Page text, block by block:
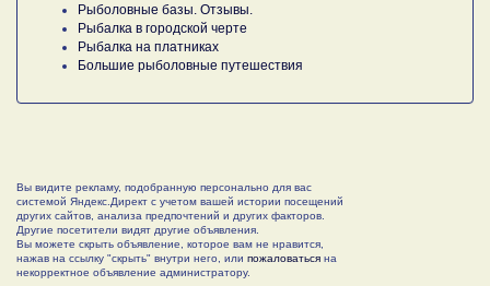
Рыболовные базы. Отзывы.
Рыбалка в городской черте
Рыбалка на платниках
Большие рыболовные путешествия
Вы видите рекламу, подобранную персонально для вас
системой Яндекс.Директ с учетом вашей истории посещений
других сайтов, анализа предпочтений и других факторов.
Другие посетители видят другие объявления.
Вы можете скрыть объявление, которое вам не нравится,
нажав на ссылку "скрыть" внутри него, или пожаловаться на
некорректное объявление администратору.